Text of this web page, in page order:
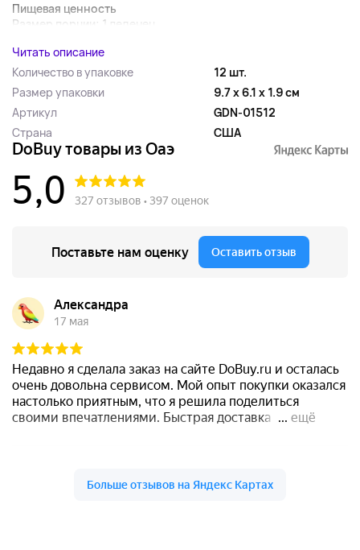
Пищевая ценность
Размер порции: 1 леденец...
Читать описание
Количество в упаковке
12 шт.
Размер упаковки
9.7 x 6.1 x 1.9 см
Артикул
GDN-01512
Страна
США